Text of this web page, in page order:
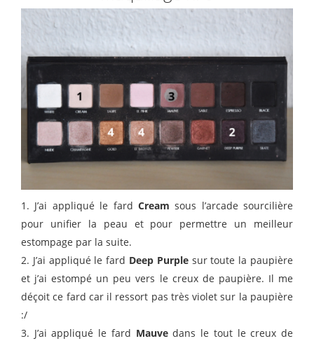
1. J’ai appliqué le fard Cream sous l’arcade sourcilière
pour unifier la peau et pour permettre un meilleur
estompage par la suite.
2. J’ai appliqué le fard Deep Purplesur toute la paupière
et j’ai estompé un peu vers le creux de paupière. Il me
déçoit ce fard car il ressort pas très violet sur la paupière
:/
3. J’ai appliqué le fard Mauvedans le tout le creux de